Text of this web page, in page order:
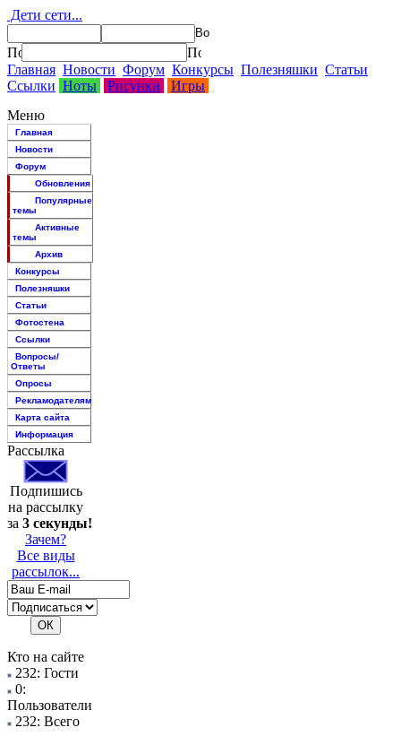
Дети сети...
Главная Новости Форум Конкурсы Полезняшки Статьи
Ссылки Ноты Рисунки
Игры
Меню
Главная
Новости
Форум
Обновления
Популярные
темы
Активные
темы
Архив
Конкурсы
Полезняшки
Статьи
Фотостена
Ссылки
Вопросы/
Ответы
Опросы
Рекламодателям
Карта сайта
Информация
Рассылка
Подпишись
на рассылку
за 3 секунды!
Зачем?
Все виды
рассылок...
Кто на сайте
232: Гости
0:
Пользователи
232: Всего